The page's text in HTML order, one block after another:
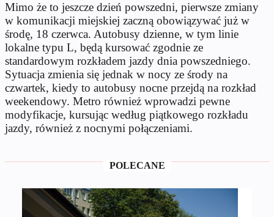
Mimo że to jeszcze dzień powszedni, pierwsze zmiany
w komunikacji miejskiej zaczną obowiązywać już w
środę, 18 czerwca. Autobusy dzienne, w tym linie
lokalne typu L, będą kursować zgodnie ze
standardowym rozkładem jazdy dnia powszedniego.
Sytuacja zmienia się jednak w nocy ze środy na
czwartek, kiedy to autobusy nocne przejdą na rozkład
weekendowy. Metro również wprowadzi pewne
modyfikacje, kursując według piątkowego rozkładu
jazdy, również z nocnymi połączeniami.
POLECANE